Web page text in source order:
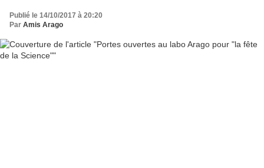
Publié le 14/10/2017 à 20:20
Par Amis Arago